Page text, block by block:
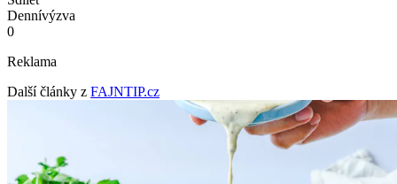
Dennívýzva
0
Reklama
Další články z FAJNTIP.cz